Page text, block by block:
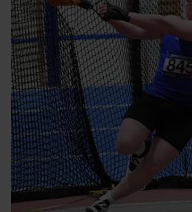
PROJEKT
HÄCKPROJEKT
ET
HÖJDPROJEKT
ET
HYRA
TRESTEGET
DM
TÄVLINGAR
VÄSTSVENSKA
LÖPARCUPEN
UTTAGNINGSTÄVLING
AR
GÖTALANDSMÄSTERSKAP
EN
DISTRIKTSKAMPE
STATISTIKARKIV
BDFIF
STATISTIKARKIV
VGFIF
STATISTIKARKIV
HFIF
ÖVRIGT
RESULTATBILAGA
VSFIF
M
NI
U
RI
G